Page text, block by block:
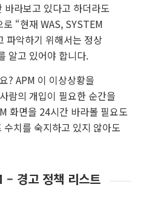
라보고 있다고 하더라도
“현재 WAS, SYSTEM
파악하기 위해서는 정상
알고 있어야 합니다.
? APM 이 이상상황을
람의 개입이 필요한 순간을
화면을 24시간 바라볼 필요도
치를 숙지하고 있지 않아도
경고 정책 리스트